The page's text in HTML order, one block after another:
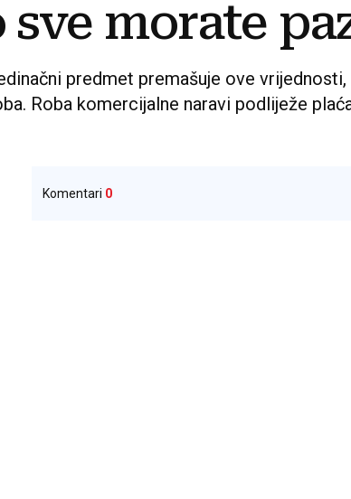
sve morate
predmet premašuje ove
Roba komercijalne naravi podliježe
Komentari 0